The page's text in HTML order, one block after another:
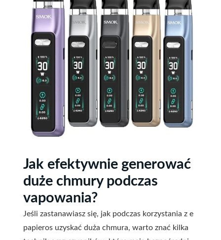
Jak efektywnie generować
duże chmury podczas
vapowania?
Jeśli zastanawiasz się, jak podczas korzystania z e
papieros uzyskać duża chmura, warto znać kilka